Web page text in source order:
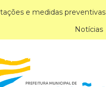
e medidas preventivas
Notícias